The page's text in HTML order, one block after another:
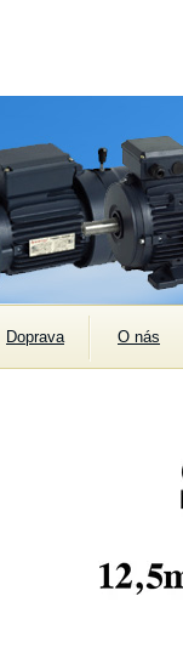
Doprava O nás